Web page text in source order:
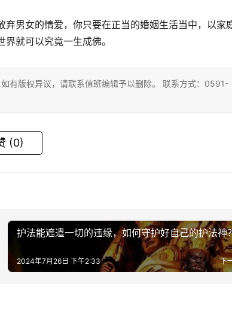
男女的情爱，你只要在正当的婚姻生活当中，以家
就可以究竟一生成佛。
有版权异议，请联系值班编辑予以删除。 联系方式：0591-
(0)
护法能遮遣一切的违缘，如何守护好自己的护法神
下
2024年7月26日 下午2:33